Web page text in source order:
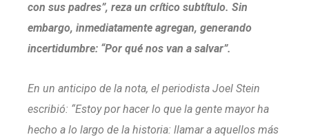
con sus padres”, reza un crítico subtítulo. Sin
embargo, inmediatamente agregan, generando
incertidumbre: “Por qué nos van a salvar”.
En un anticipo de la nota, el periodista Joel Stein
escribió: “Estoy por hacer lo que la gente mayor ha
hecho a lo largo de la historia: llamar a aquellos más